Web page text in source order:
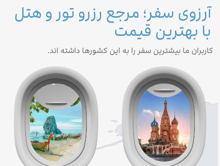
آرزوی سفر؛ مرجع رزرو تور و هتل
با بهترین قیمت
کاربران ما بیشترین سفر را به این کشورها داشته اند.
تور روسیه
تور تایلند